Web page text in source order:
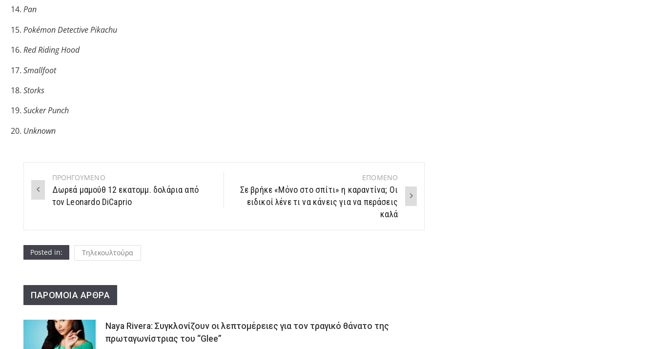
Pan
Pokémon Detective Pikachu
Red Riding Hood
Smallfoot
Storks
Sucker Punch
Unknown
Post
navigation
ΠΡΟΗΓΟΥΜΕΝΟ
Δωρεά μαμούθ 12 εκατομμ. δολάρια από
τον Leonardo DiCaprio
ΕΠΟΜΕΝΟ
Σε βρήκε «Μόνο στο σπίτι» η καραντίνα; Οι
ειδικοί λένε τι να κάνεις για να περάσεις
καλά
Posted in: Τηλεκουλτούρα
ΠΑΡΟΜΟΙΑ ΑΡΘΡΑ
Naya Rivera: Συγκλονίζουν οι λεπτομέρειες για τον τραγικό θάνατο της
πρωταγωνίστριας του “Glee”